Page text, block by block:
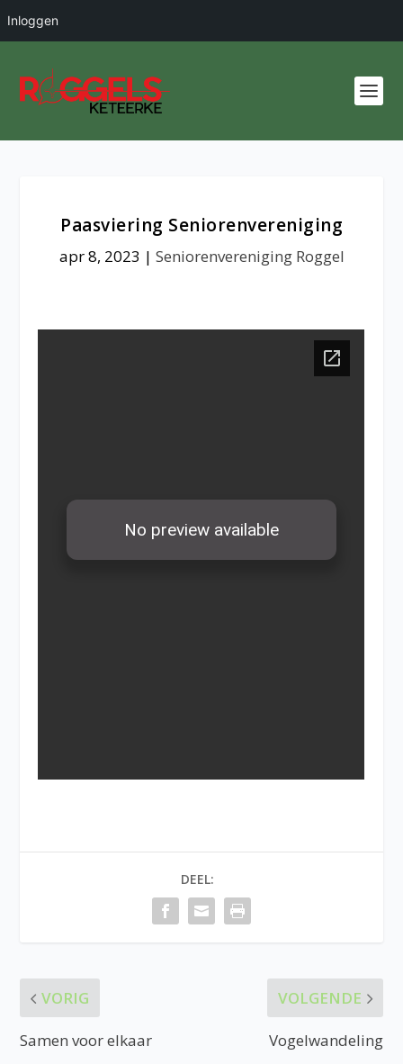
Inloggen
Paasviering Seniorenvereniging
apr 8, 2023 | Seniorenvereniging Roggel
DEEL:
VORIG
Samen voor elkaar
VOLGENDE
Vogelwandeling